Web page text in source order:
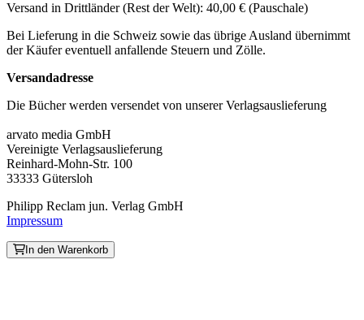
Versand in Drittländer (Rest der Welt): 40,00 € (Pauschale)
Bei Lieferung in die Schweiz sowie das übrige Ausland übernimmt
der Käufer eventuell anfallende Steuern und Zölle.
Versandadresse
Die Bücher werden versendet von unserer Verlagsauslieferung
arvato media GmbH
Vereinigte Verlagsauslieferung
Reinhard-Mohn-Str. 100
33333 Gütersloh
Philipp Reclam jun. Verlag GmbH
Impressum
In den Warenkorb